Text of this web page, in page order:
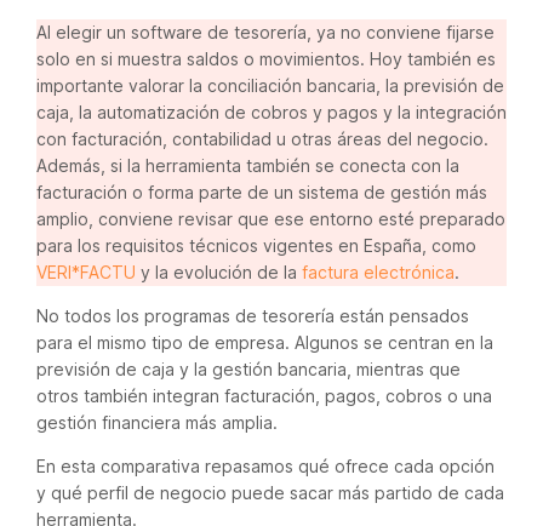
Al elegir un software de tesorería, ya no conviene fijarse
solo en si muestra saldos o movimientos. Hoy también es
importante valorar la conciliación bancaria, la previsión de
caja, la automatización de cobros y pagos y la integración
con facturación, contabilidad u otras áreas del negocio.
Además, si la herramienta también se conecta con la
facturación o forma parte de un sistema de gestión más
amplio, conviene revisar que ese entorno esté preparado
para los requisitos técnicos vigentes en España, como
VERI*FACTU y la evolución de la factura electrónica.
No todos los programas de tesorería están pensados
para el mismo tipo de empresa. Algunos se centran en la
previsión de caja y la gestión bancaria, mientras que
otros también integran facturación, pagos, cobros o una
gestión financiera más amplia.
En esta comparativa repasamos qué ofrece cada opción
y qué perfil de negocio puede sacar más partido de cada
herramienta.